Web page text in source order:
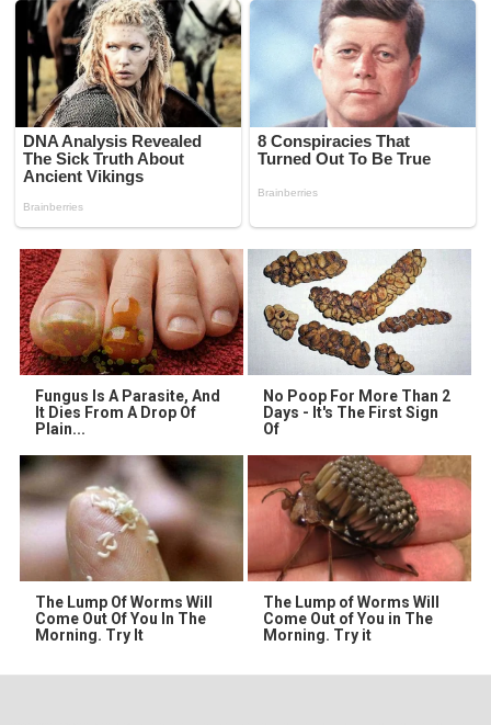
Fungus Is A Parasite, And
It Dies From A Drop Of
Plain...
No Poop For More Than 2
Days - It's The First Sign
Of
The Lump Of Worms Will
Come Out Of You In The
Morning. Try It
The Lump of Worms Will
Come Out of You in The
Morning. Try it